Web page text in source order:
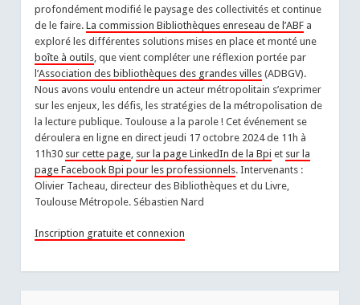
profondément modifié le paysage des collectivités et continue
de le faire.La commission Bibliothèques enreseau de l’ABF a
exploré les différentes solutions mises en place et monté une
boîte à outils , que vient compléter une réflexion portée par
l’Association des bibliothèques des grandes villes (ADBGV).
Nous avons voulu entendre un acteur métropolitain s’exprimer
sur les enjeux, les défis, les stratégies de la métropolisation de
la lecture publique. Toulouse a la parole ! Cet événement se
déroulera en ligne en direct jeudi 17 octobre 2024 de 11h à
11h30 sur cette page sur la page LinkedIn de la Bpi et sur la
page Facebook Bpi pour les professionnels. Intervenants :
Olivier Tacheau, directeur des Bibliothèques et du Livre,
Toulouse Métropole. Sébastien Nard
Inscription gratuite et connexion